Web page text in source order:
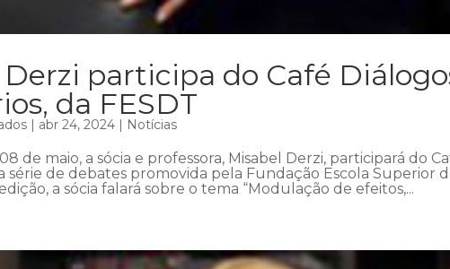
participa do Café
da FESDT
| abr 24, 2024 | Notícias
de maio, a sócia e professora, Misabel Derzi, participará do
série de debates promovida pela Fundação Escola Superior
a sócia falará sobre o tema “Modulação de efeitos,...